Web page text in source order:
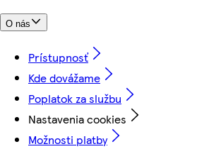
O nás
Prístupnosť
Kde dovážame
Poplatok za službu
Nastavenia cookies
Možnosti platby